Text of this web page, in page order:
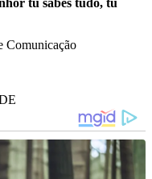
Comunicação